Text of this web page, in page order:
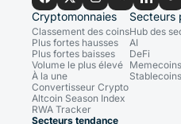
Cryptomonnaies
Classement des coins
Plus fortes hausses
Plus fortes baisses
Volume le plus élevé
À la une
Convertisseur Crypto
Altcoin Season Index
RWA Tracker
Secteurs
Hub des
AI
DeFi
Memecoins
Stablecoins
Secteurs tendance